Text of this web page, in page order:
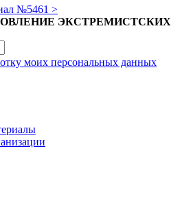
№5461 >
ЭКСТРЕМИСТСКИХ
моих персональных данных